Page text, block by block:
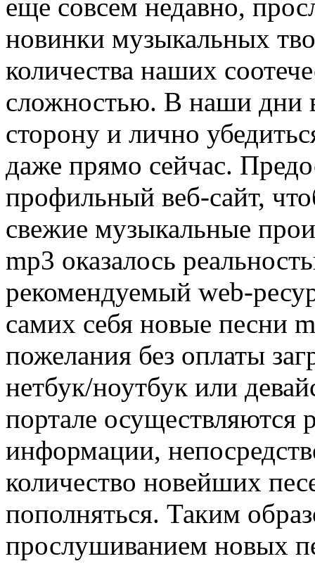
еще совсем недавно,
новинки музыкальных
количества наших
сложностью. В наши дни
сторону и лично
даже прямо сейчас.
профильный веб-сайт,
свежие музыкальные
mp3 оказалось
рекомендуемый web-
самих себя новые песни
пожелания без оплаты
нетбук/ноутбук или
портале осуществляются
информации,
количество новейших
пополняться. Таким
прослушиванием новых